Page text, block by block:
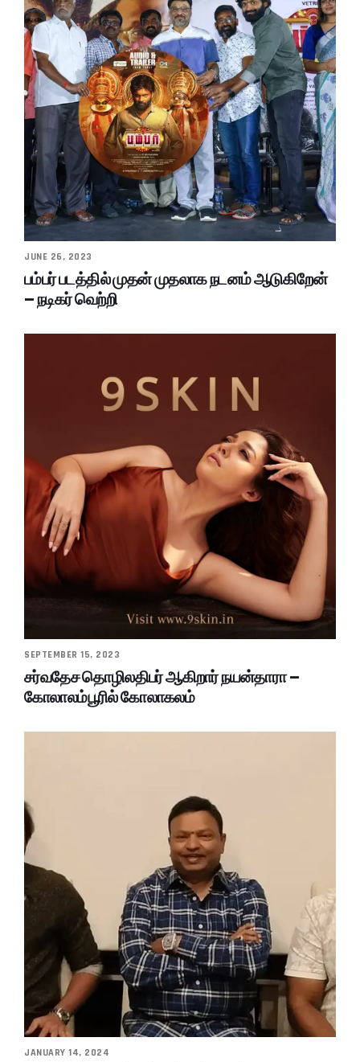
JUNE 26, 2023
பம்பர் படத்தில் முதன் முதலாக நடனம் ஆடுகிறேன்
– நடிகர் வெற்றி
SEPTEMBER 15, 2023
சர்வதேச தொழிலதிபர் ஆகிறார் நயன்தாரா –
கோலாலம்பூரில் கோலாகலம்
JANUARY 14, 2024